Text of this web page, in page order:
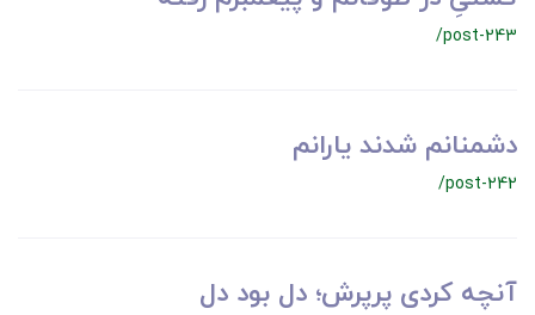
/post-243
دشمنانم شدند یارانم
/post-242
آنچه کردی پرپرش؛ دل بود دل